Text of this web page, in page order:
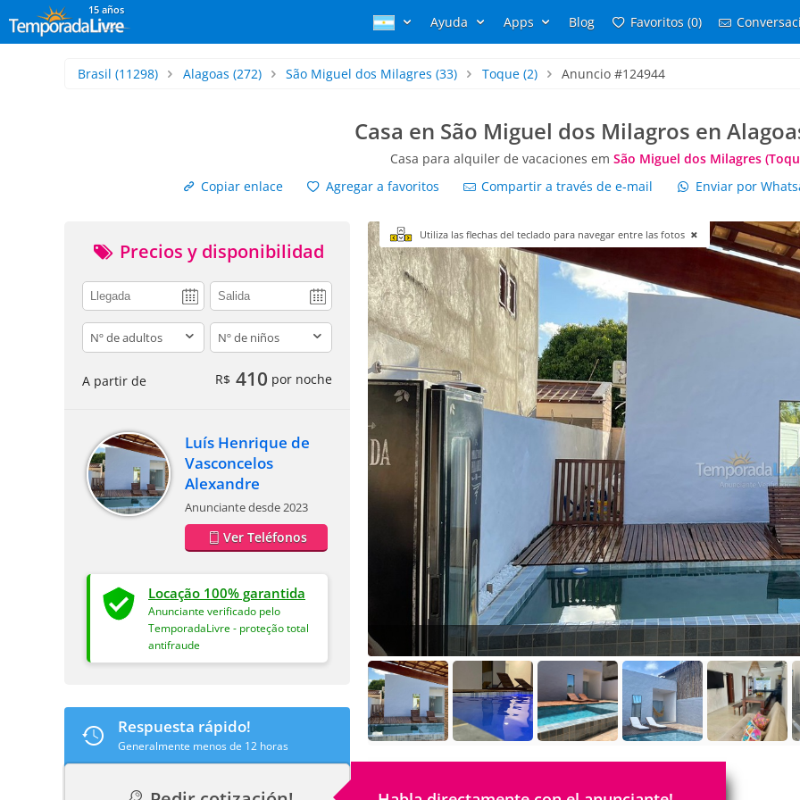
15 años
Ayuda Apps Blog Favoritos (0)
Brasil (11298) Alagoas (272) São Miguel dos Milagres (33) Toque(2) Anuncio #124944
Casa en São Miguel dos Milagros en
Casa para alquiler de vacaciones em São Miguel dos Milagres
Copiar enlace
Agregar a favoritos Compartir a través de e-mail Enviar por
Precios y disponibilidad
adults children
A partir de R$ 410 por noche
Luís Henrique de
Vasconcelos
Alexandre
Anunciante desde 2023
Ver Teléfonos
Locação 100% garantida
Anunciante verificado pelo
TemporadaLivre - proteção total
antifraude
Respuesta rápido!
Generalmente menos de 12 horas
Utiliza las flechas del teclado para navegar entre las fotos